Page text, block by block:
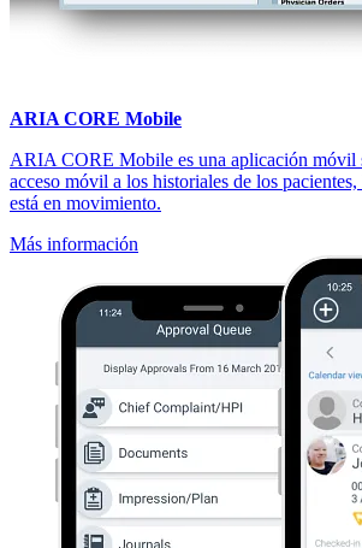
ARIA CORE Mobile
ARIA CORE Mobile es una aplicación móvil
acceso móvil a los historiales de los
está en movimiento.
Más información